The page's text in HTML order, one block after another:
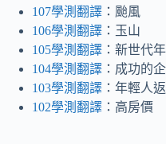
107學測翻譯 ：颱風
106學測翻譯 ：玉山
105學測翻譯 ：新世代
104學測翻譯 ：成功的
103學測翻譯 ：年輕人
102學測翻譯 ：高房價